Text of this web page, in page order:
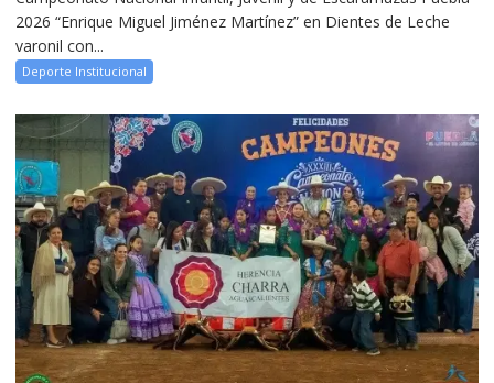
2026 “Enrique Miguel Jiménez Martínez” en Dientes de Leche
varonil con...
Deporte Institucional